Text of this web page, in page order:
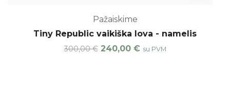
Pažaiskime
Tiny Republic vaikiška lova - namelis
300,00€ 240,00 € su PVM